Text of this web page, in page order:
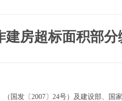
建房超标面积部
发〔2007〕24号）及建设部、国